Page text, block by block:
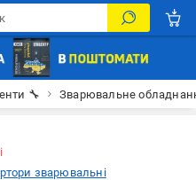
🔧 Зварювальне
зварювальні